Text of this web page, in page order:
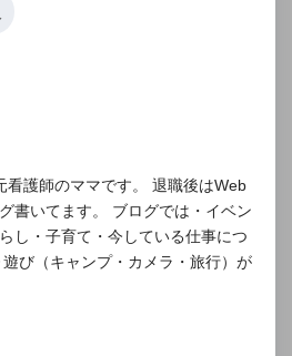
看護師のママです。 退職後はWeb
書いてます。 ブログでは・イベン
し・子育て・今している仕事につ
び（キャンプ・カメラ・旅行）が